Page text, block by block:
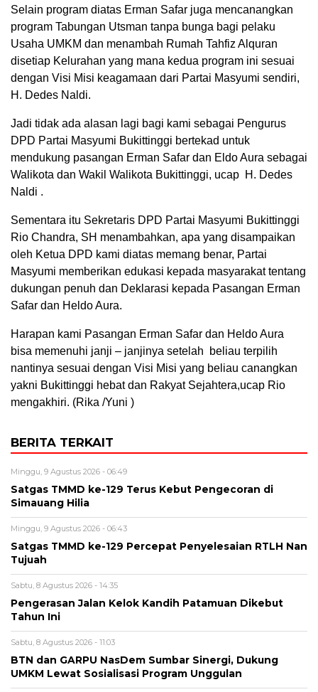
Selain program diatas Erman Safar juga mencanangkan
program Tabungan Utsman tanpa bunga bagi pelaku
Usaha UMKM dan menambah Rumah Tahfiz Alquran
disetiap Kelurahan yang mana kedua program ini sesuai
dengan Visi Misi keagamaan dari Partai Masyumi sendiri,
H. Dedes Naldi.
Jadi tidak ada alasan lagi bagi kami sebagai Pengurus
DPD Partai Masyumi Bukittinggi bertekad untuk
mendukung pasangan Erman Safar dan Eldo Aura sebagai
Walikota dan Wakil Walikota Bukittinggi, ucap H. Dedes
Naldi .
Sementara itu Sekretaris DPD Partai Masyumi Bukittinggi
Rio Chandra, SH menambahkan, apa yang disampaikan
oleh Ketua DPD kami diatas memang benar, Partai
Masyumi memberikan edukasi kepada masyarakat tentang
dukungan penuh dan Deklarasi kepada Pasangan Erman
Safar dan Heldo Aura.
Harapan kami Pasangan Erman Safar dan Heldo Aura
bisa memenuhi janji – janjinya setelah beliau terpilih
nantinya sesuai dengan Visi Misi yang beliau canangkan
yakni Bukittinggi hebat dan Rakyat Sejahtera,ucap Rio
mengakhiri. (Rika /Yuni )
BERITA TERKAIT
Minggu, 9 Agustus 2026 - 06:49
Satgas TMMD ke-129 Terus Kebut Pengecoran di
Simauang Hilia
Minggu, 9 Agustus 2026 - 06:43
Satgas TMMD ke-129 Percepat Penyelesaian RTLH Nan
Tujuah
Sabtu, 8 Agustus 2026 - 14:35
Pengerasan Jalan Kelok Kandih Patamuan Dikebut
Tahun Ini
Sabtu, 8 Agustus 2026 - 11:03
BTN dan GARPU NasDem Sumbar Sinergi, Dukung
UMKM Lewat Sosialisasi Program Unggulan